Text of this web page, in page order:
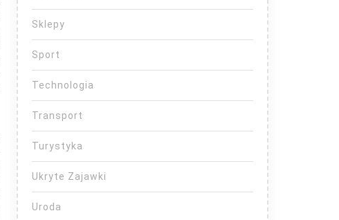
Sklepy
Sport
Technologia
Transport
Turystyka
Ukryte Zajawki
Uroda